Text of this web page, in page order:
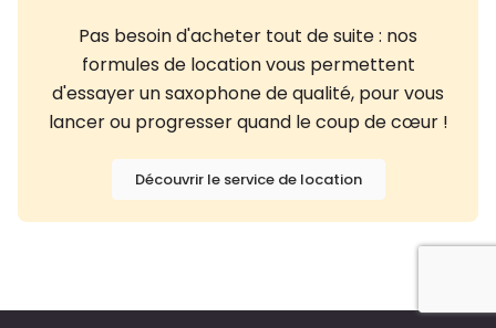
Pas besoin d'acheter tout de suite : nos
formules de location vous permettent
d'essayer un saxophone de qualité, pour vous
lancer ou progresser quand le coup de cœur !
Découvrir le service de location